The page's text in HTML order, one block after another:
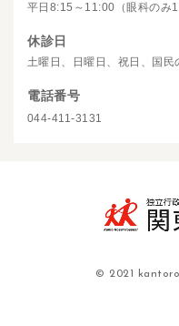
平日8:15～11:00（眼科のみ
休診日
土曜日、日曜日、祝日、国民
電話番号
044-411-3131
© 2021